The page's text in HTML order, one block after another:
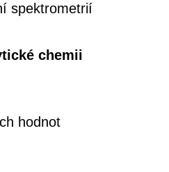
spektrometrií
chemii
hodnot